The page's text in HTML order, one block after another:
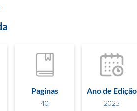
Paginas
40
Ano de Edição
2025